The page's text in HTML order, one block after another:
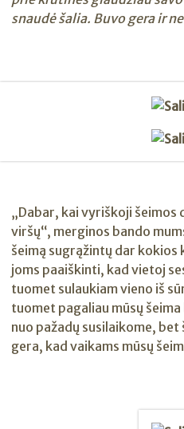
snaudė šalia. Buvo gera ir
„Dabar, kai vyriškoji šeimos
viršų“, merginos bando
šeimą sugrąžintų dar kokios
joms paaiškinti, kad vietoj
tuomet sulaukiam vieno iš
tuomet pagaliau mūsų
nuo pažadų susilaikome,
gera, kad vaikams mūsų